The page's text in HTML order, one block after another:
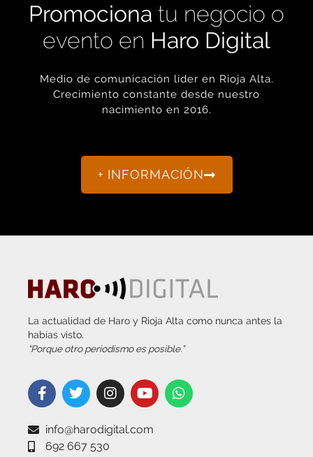
Promociona tu negocio o
evento en Haro Digital
Medio de comunicación líder en Rioja Alta.
Crecimiento constante desde nuestro
nacimiento en 2016.
+ INFORMACIÓN
La actualidad de Haro y Rioja Alta como nunca antes la
habías visto.
“Porque otro periodismo es posible.”
info@harodigital.com
692 667 530